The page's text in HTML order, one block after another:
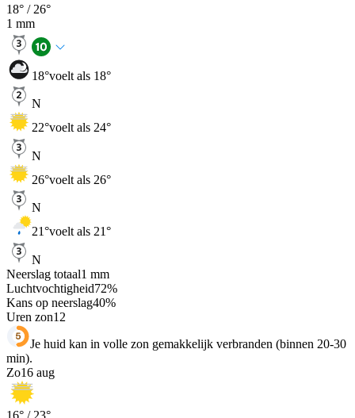
18° / 26°
1 mm
18°voelt als 18°
N
22°voelt als 24°
N
26°voelt als 26°
N
21°voelt als 21°
N
Neerslag totaal1 mm
Luchtvochtigheid72%
Kans op neerslag40%
Uren zon12
Je huid kan in volle zon gemakkelijk verbranden (binnen 20-30
min).
Zo16 aug
16° / 23°